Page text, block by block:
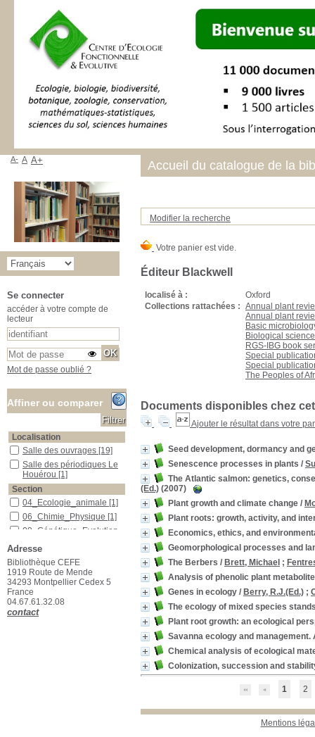
Modifier la recherche
Éditeur Blackwell
localisé à :
Oxford
Collections rattachées : Annual plant
Annual plant
Basic
Biological
RGS-IBG book
Special
Special
The Peoples of
Documents disponibles chez
Ajouter le résultat dans votre
Seed development, dormancy and
Senescence processes in plants /
The Atlantic salmon: genetics,
(Ed.) (2007)
Plant growth and climate change /
Plant roots: growth, activity, and
Economics, ethics, and
Geomorphological processes and
The Berbers / Brett, Michael ;
Analysis of phenolic plant
Genes in ecology / Berry, R.J.(Ed.) ;
The ecology of mixed species
Plant root growth: an ecological
Savanna ecology and
Chemical analysis of ecological
Colonization, succession and
1 2
Mentions
Accueil du catalogue de la
A- A A+
Se connecter
accéder à votre compte de
lecteur
Mot de passe oublié ?
Affiner ou comparer
Localisation
Salle des ouvrages
Salle des ouvrages [19]
Salle des périodiques Le Houérou
Salle des périodiques Le
Houérou [1]
Section
04_Ecologie_animale
04_Ecologie_animale [1]
06_Chimie_Physique
06_Chimie_Physique [1]
09_Génétique_Evolution
09_Génétique_Evolution
10_Géographie
10_Géographie
13_Physiologie_végétale
13_Physiologie_végétale
[6]
15_Ecologie_générale
15_Ecologie_générale
16_Ecologie_végétale
16_Ecologie_végétale
17_Foresterie
17_Foresterie
Adresse
Bibliothèque CEFE
1919 Route de Mende
34293 Montpellier Cedex 5
France
04.67.61.32.08
contact